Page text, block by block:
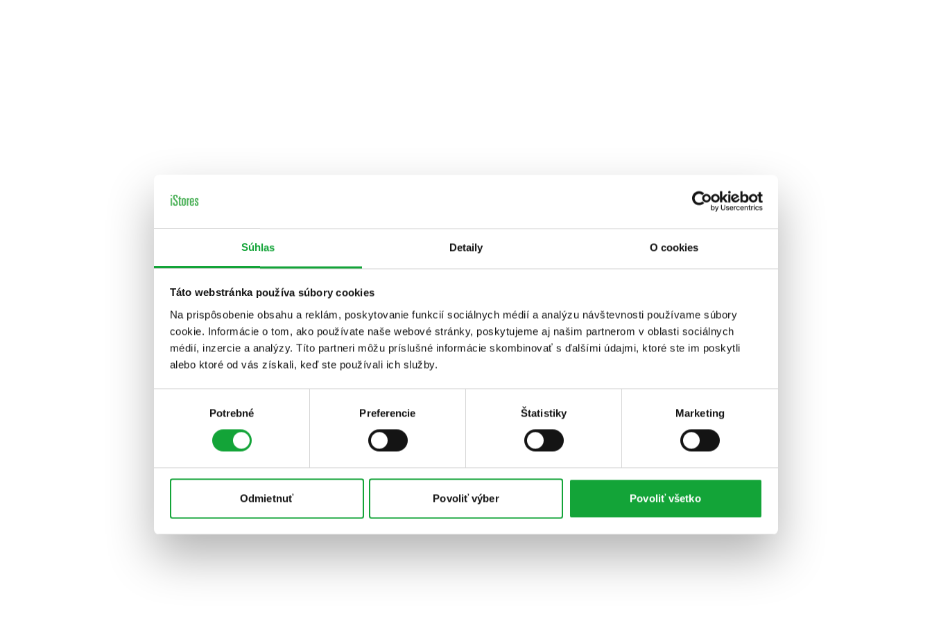
Súhlas Detaily O cookies
Táto webstránka používa súbory cookies
Na prispôsobenie obsahu a reklám, poskytovanie funkcií sociálnych médií a analýzu návštevnosti používame súbory
cookie. Informácie o tom, ako používate naše webové stránky, poskytujeme aj našim partnerom v oblasti sociálnych
médií, inzercie a analýzy. Títo partneri môžu príslušné informácie skombinovať s ďalšími údajmi, ktoré ste im poskytli
alebo ktoré od vás získali, keď ste používali ich služby.
Potrebné Preferencie Štatistiky Marketing
Odmietnuť Povoliť výber Povoliť všetko